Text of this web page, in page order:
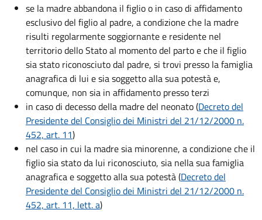
se la madre abbandona il figlio o in caso di affidamento
esclusivo del figlio al padre, a condizione che la madre
risulti regolarmente soggiornante e residente nel
territorio dello Stato al momento del parto e che il figlio
sia stato riconosciuto dal padre, si trovi presso la famiglia
anagrafica di lui e sia soggetto alla sua potestà e,
comunque, non sia in affidamento presso terzi
in caso di decesso della madre del neonato (Decreto del
Presidente del Consiglio dei Ministri del 21/12/2000 n.
452, art. 11)
nel caso in cui la madre sia minorenne, a condizione che il
figlio sia stato da lui riconosciuto, sia nella sua famiglia
anagrafica e soggetto alla sua potestà (Decreto del
Presidente del Consiglio dei Ministri del 21/12/2000 n.
452, art. 11, lett. a)